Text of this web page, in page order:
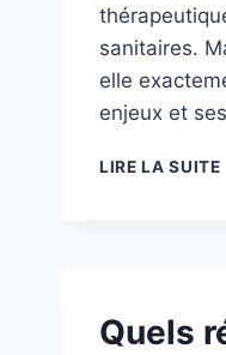
sanitaires.
elle
enjeux et
LIRE LA SUITE
Quels